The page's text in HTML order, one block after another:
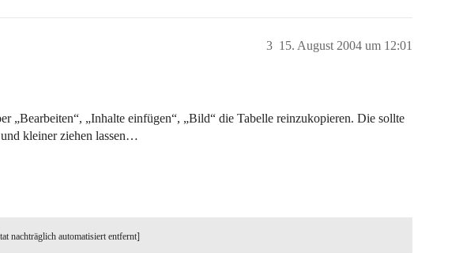
15. August 2004 um 12:01
3
„Bearbeiten“, „Inhalte einfügen“, „Bild“ die Tabelle reinzukopieren. Die sollte
kleiner ziehen lassen…
nachträglich automatisiert entfernt]